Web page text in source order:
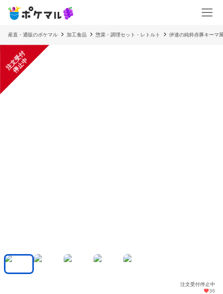
産直・通販のポケマル 加工食品 惣菜・調理セット・レトルト 伊達の純粋赤豚キーマ
注
文
受
付
停
止
中
注文受付停止中
36